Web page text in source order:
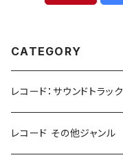
CATEGORY
レコード：サウンドトラック
ホラー/スリラー
レコード その他ジャンル